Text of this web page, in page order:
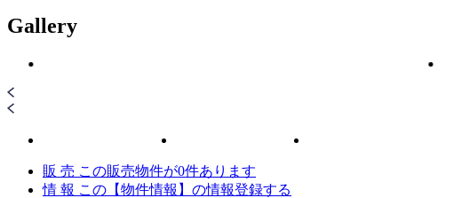
Gallery
販 売 この販売物件が0件あります
情 報 この【物件情報】の情報登録する